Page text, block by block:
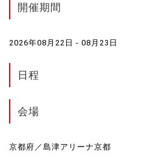
開催期間
2026年08月22日 - 08月23日
日程
会場
京都府／島津アリーナ京都